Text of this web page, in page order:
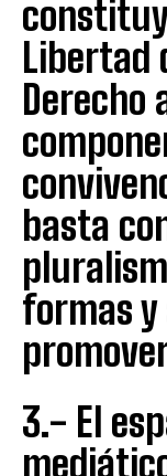
Libertad
Derecho
basta
formas y
3.- El